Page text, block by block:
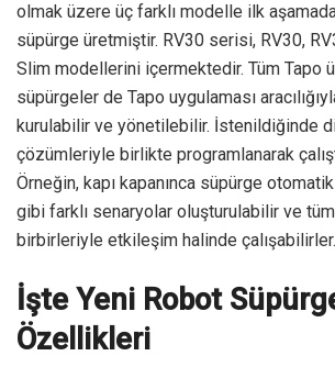
olmak üzere üç farklı modelle ilk
süpürge üretmiştir. RV30 serisi, RV30,
Slim modellerini içermektedir. Tüm Tapo
süpürgeler de Tapo uygulaması
kurulabilir ve yönetilebilir. İstenildiğinde
çözümleriyle birlikte programlanarak
Örneğin, kapı kapanınca süpürge
gibi farklı senaryolar oluşturulabilir ve
birbirleriyle etkileşim halinde çalışabilirler.
İşte Yeni Robot
Özellikleri